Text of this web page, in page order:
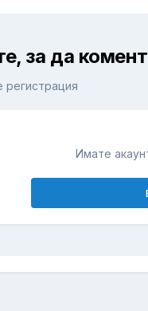
за да
регистрация
Имате